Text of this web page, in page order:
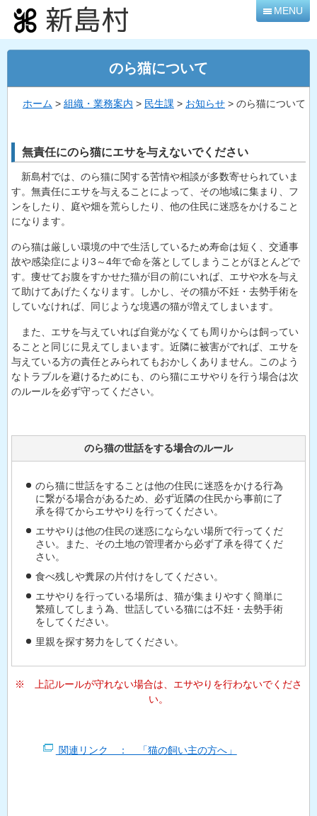
本
文
へ
移
MENU
のら猫について
ホーム > 組織・業務案内 > 民生課 > お知らせ > のら猫について
無責任にのら猫にエサを与えないでください
新島村では、のら猫に関する苦情や相談が多数寄せられていま
す。無責任にエサを与えることによって、その地域に集まり、フ
ンをしたり、庭や畑を荒らしたり、他の住民に迷惑をかけること
になります。
のら猫は厳しい環境の中で生活しているため寿命は短く、交通事
故や感染症により3～4年で命を落としてしまうことがほとんどで
す。痩せてお腹をすかせた猫が目の前にいれば、エサや水を与え
て助けてあげたくなります。しかし、その猫が不妊・去勢手術を
していなければ、同じような境遇の猫が増えてしまいます。
また、エサを与えていれば自覚がなくても周りからは飼ってい
ることと同じに見えてしまいます。近隣に被害がでれば、エサを
与えている方の責任とみられてもおかしくありません。このよう
なトラブルを避けるためにも、のら猫にエサやりを行う場合は次
のルールを必ず守ってください。
のら猫の世話をする場合のルール
のら猫に世話をすることは他の住民に迷惑をかける行為
に繋がる場合があるため、必ず近隣の住民から事前に了
承を得てからエサやりを行ってください。
エサやりは他の住民の迷惑にならない場所で行ってくだ
さい。また、その土地の管理者から必ず了承を得てくだ
さい。
食べ残しや糞尿の片付けをしてください。
エサやりを行っている場所は、猫が集まりやすく簡単に
繁殖してしまう為、世話している猫には不妊・去勢手術
をしてください。
里親を探す努力をしてください。
※ 上記ルールが守れない場合は、エサやりを行わないでくださ
い。
関連リンク ： 「猫の飼い主の方へ」